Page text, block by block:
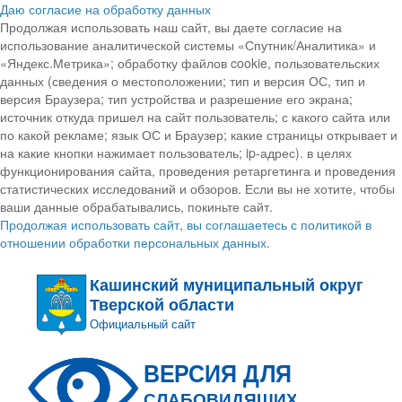
Даю согласие на обработку данных
Продолжая использовать наш сайт, вы даете согласие на
использование аналитической системы «Спутник/Аналитика» и
«Яндекс.Метрика»; обработку файлов cookie, пользовательских
данных (сведения о местоположении; тип и версия ОС, тип и
версия Браузера; тип устройства и разрешение его экрана;
источник откуда пришел на сайт пользователь; с какого сайта или
по какой рекламе; язык ОС и Браузер; какие страницы открывает и
на какие кнопки нажимает пользователь; ip-адрес). в целях
функционирования сайта, проведения ретаргетинга и проведения
статистических исследований и обзоров. Если вы не хотите, чтобы
ваши данные обрабатывались, покиньте сайт.
Продолжая использовать сайт, вы соглашаетесь с политикой в
отношении обработки персональных данных.